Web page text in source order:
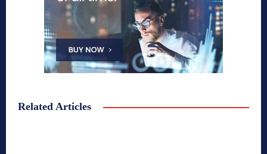
Related Articles